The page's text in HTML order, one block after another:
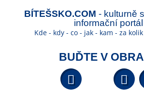
BÍTEŠSKO.COM - kulturně
informační portál
Kde - kdy - co - jak - kam - za
BUĎTE V
Facebook